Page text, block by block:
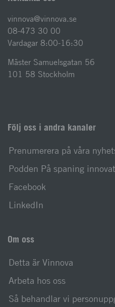
vinnova@vinnova.se
08-473 30 00
Vardagar 8:00-16:30
Mäster Samuelsgatan 56
101 58 Stockholm
Följ oss i andra kanaler
Prenumerera på våra
Podden På spaning
Facebook
LinkedIn
Om oss
Detta är Vinnova
Arbeta hos oss
Så behandlar vi